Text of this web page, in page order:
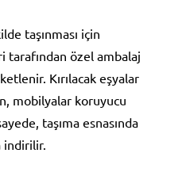
taşınması için
özel ambalaj
Kırılacak eşyalar
mobilyalar koruyucu
taşıma esnasında
indirilir.